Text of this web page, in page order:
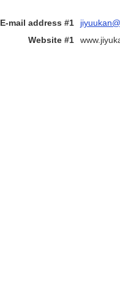
E-mail address #1
Website #1